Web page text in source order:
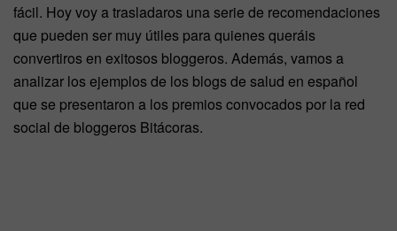
fácil. Hoy voy a trasladaros una serie de recomendaciones
que pueden ser muy útiles para quienes queráis
convertiros en exitosos bloggeros. Además, vamos a
analizar los ejemplos de los blogs de salud en español
que se presentaron a los premios convocados por la red
social de bloggeros Bitácoras.